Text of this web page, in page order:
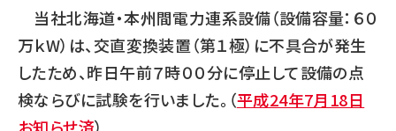
当社北海道・本州間電力連系設備（設備容量：６０
万ｋW）は、交直変換装置（第１極）に不具合が発生
したため、昨日午前７時００分に停止して設備の点
検ならびに試験を行いました。（平成24年7月18日